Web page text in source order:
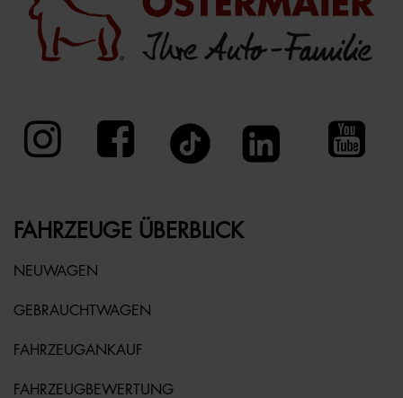
FAHRZEUGE ÜBERBLICK
NEUWAGEN
GEBRAUCHTWAGEN
FAHRZEUGANKAUF
FAHRZEUGBEWERTUNG